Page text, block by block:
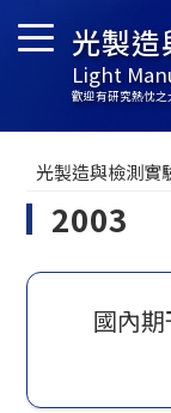
光製
Light
歡迎有研究熱忱之
光製造與檢測實
2003
國內